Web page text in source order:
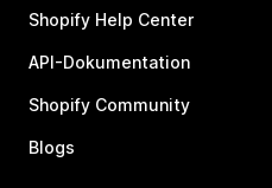
Shopify Help Center
API-Dokumentation
Shopify Community
Blogs